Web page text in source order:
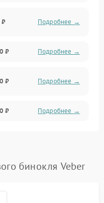
₽ Подробнее →
₽ Подробнее →
₽ Подробнее →
₽ Подробнее →
бинокля Veber